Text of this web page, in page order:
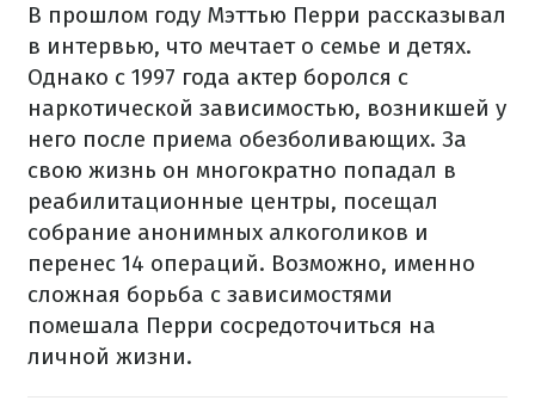
В прошлом году Мэттью Перри рассказывал
в интервью, что мечтает о семье и детях.
Однако с 1997 года актер боролся с
наркотической зависимостью, возникшей у
него после приема обезболивающих. За
свою жизнь он многократно попадал в
реабилитационные центры, посещал
собрание анонимных алкоголиков и
перенес 14 операций. Возможно, именно
сложная борьба с зависимостями
помешала Перри сосредоточиться на
личной жизни.